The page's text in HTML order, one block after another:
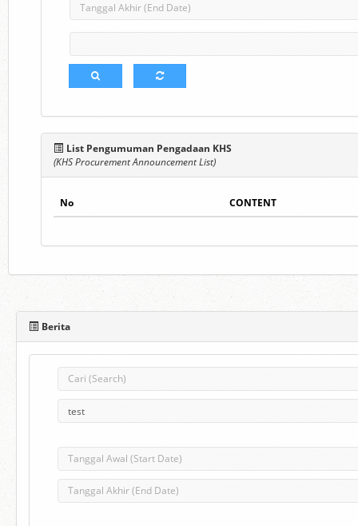
List Pengumuman Pengadaan KHS
(KHS Procurement Announcement List)
No CONTENT
Berita